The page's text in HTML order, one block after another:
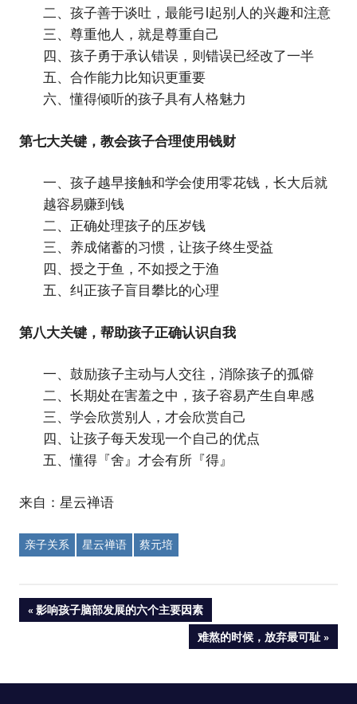
二、孩子善于谈吐，最能弓l起别人的兴趣和注意
三、尊重他人，就是尊重自己
四、孩子勇于承认错误，则错误已经改了一半
五、合作能力比知识更重要
六、懂得倾听的孩子具有人格魅力
第七大关键，教会孩子合理使用钱财
一、孩子越早接触和学会使用零花钱，长大后就
越容易赚到钱
二、正确处理孩子的压岁钱
三、养成储蓄的习惯，让孩子终生受益
四、授之于鱼，不如授之于渔
五、纠正孩子盲目攀比的心理
第八大关键，帮助孩子正确认识自我
一、鼓励孩子主动与人交往，消除孩子的孤僻
二、长期处在害羞之中，孩子容易产生自卑感
三、学会欣赏别人，才会欣赏自己
四、让孩子每天发现一个自己的优点
五、懂得『舍』才会有所『得』
来自：星云禅语
亲子关系 星云禅语 蔡元培
Post
PREVIOUS
影响孩子脑部发展的六个主要因素
NEXT
POST:
难熬的时候，放弃最可耻